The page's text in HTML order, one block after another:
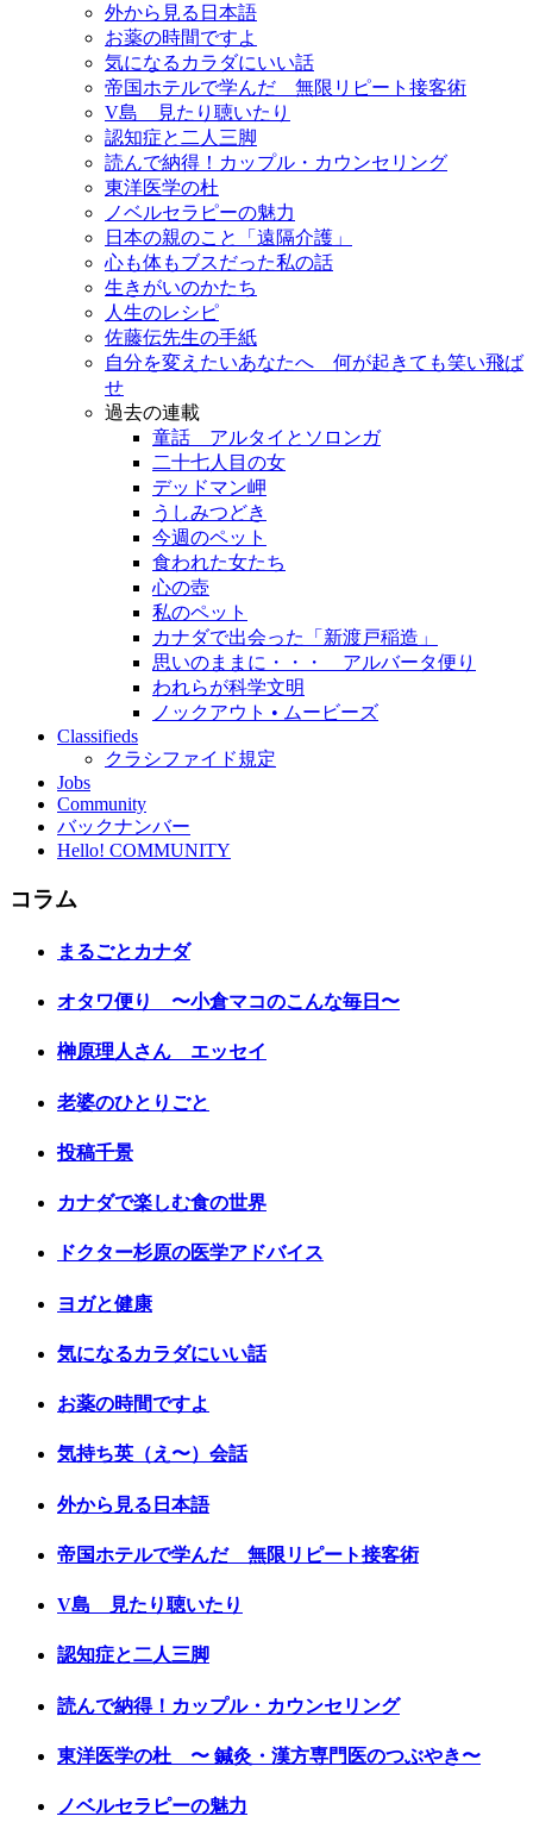
外から見る日本語
お薬の時間ですよ
気になるカラダにいい話
帝国ホテルで学んだ 無限リピート接客術
V島 見たり聴いたり
認知症と二人三脚
読んで納得！カップル・カウンセリング
東洋医学の杜
ノベルセラピーの魅力
日本の親のこと「遠隔介護」
心も体もブスだった私の話
生きがいのかたち
人生のレシピ
佐藤伝先生の手紙
自分を変えたいあなたへ 何が起きても笑い飛ば
せ
過去の連載
童話 アルタイとソロンガ
二十七人目の女
デッドマン岬
うしみつどき
今週のペット
食われた女たち
心の壺
私のペット
カナダで出会った「新渡戸稲造」
思いのままに・・・ アルバータ便り
われらが科学文明
ノックアウト • ムービーズ
Classifieds
クラシファイド規定
Jobs
Community
バックナンバー
Hello! COMMUNITY
コラム
まるごとカナダ
オタワ便り 〜小倉マコのこんな毎日〜
榊原理人さん エッセイ
老婆のひとりごと
投稿千景
カナダで楽しむ食の世界
ドクター杉原の医学アドバイス
ヨガと健康
気になるカラダにいい話
お薬の時間ですよ
気持ち英（え〜）会話
外から見る日本語
帝国ホテルで学んだ 無限リピート接客術
V島 見たり聴いたり
認知症と二人三脚
読んで納得！カップル・カウンセリング
東洋医学の杜 〜 鍼灸・漢方専門医のつぶやき〜
ノベルセラピーの魅力